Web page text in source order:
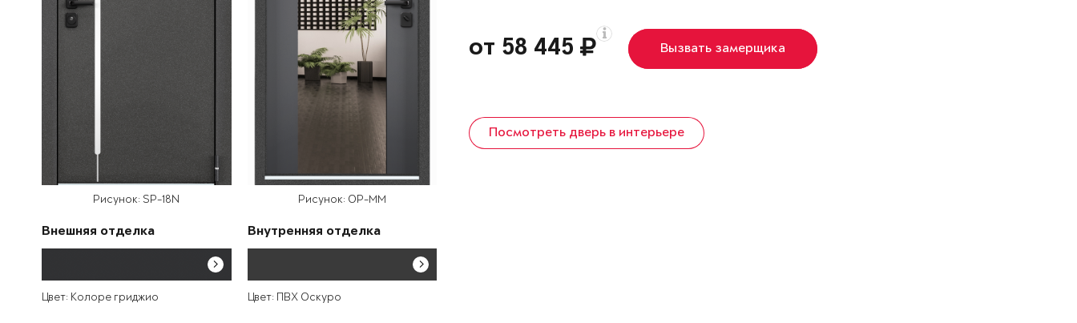
Рисунок: SP-18N
Внешняя отделка
Цвет: Колоре гриджио
Рисунок: OP-MM
Внутренняя отделка
Цвет: ПВХ Оскуро
от 58 445 Вызвать замерщика
Посмотреть дверь в интерьере